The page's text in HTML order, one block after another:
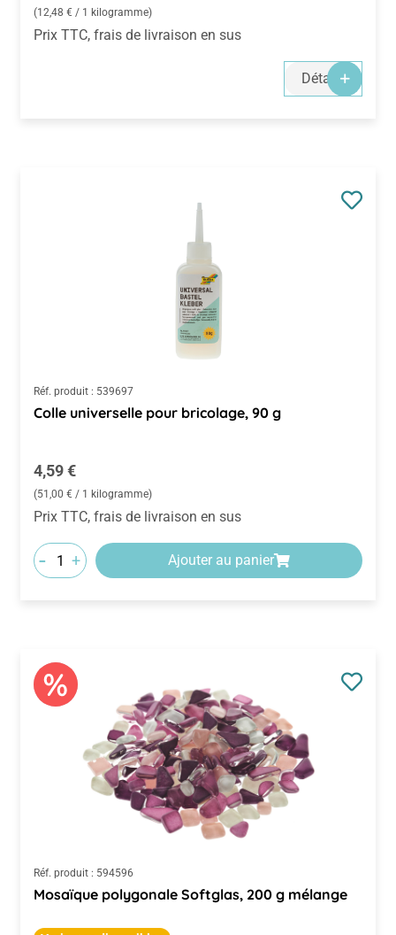
(12,48 € / 1 kilogramme)
Prix TTC, frais de livraison en sus
Détails
Réf. produit : 539697
Colle universelle pour bricolage, 90 g
Prix régulier :
4,59 €
(51,00 € / 1 kilogramme)
Prix TTC, frais de livraison en sus
- + Ajouter au panier
Réf. produit : 594596
Mosaïque polygonale Softglas, 200 g mélange